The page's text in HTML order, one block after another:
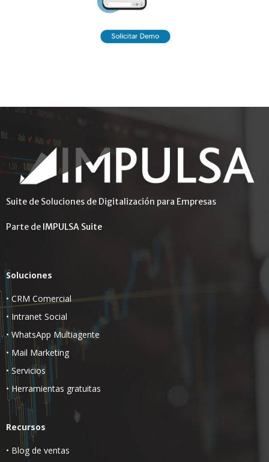
Suite de Soluciones de Digitalización para Empresas
Parte de IMPULSA Suite
Soluciones
•CRM Comercial
• Intranet Social
• WhatsApp Multiagente
• Mail Marketing
• Servicios
• Herramientas gratuitas
Recursos
• Blog de ventas